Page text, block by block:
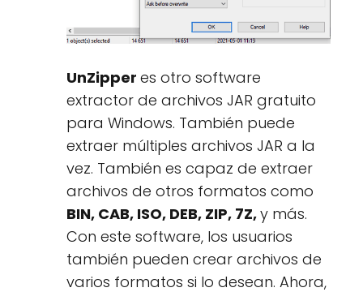
UnZipper es otro software
extractor de archivos JAR gratuito
para Windows. También puede
extraer múltiples archivos JAR a la
vez. También es capaz de extraer
archivos de otros formatos como
BIN, CAB, ISO, DEB, ZIP, 7Z,y más.
Con este software, los usuarios
también pueden crear archivos de
varios formatos si lo desean. Ahora,